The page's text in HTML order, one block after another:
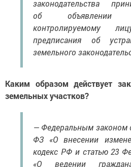
законодательства
об объявлении
контролируемому
предписания об
земельного
Каким образом действует
земельных участков?
— Федеральным законом
ФЗ «О внесении
кодекс РФ и статью 23
«О ведении